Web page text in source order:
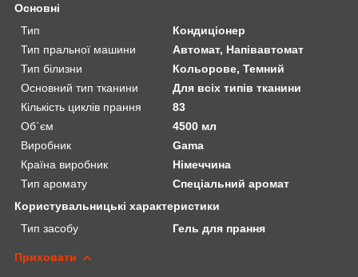
Основні
Тип
Кондиціонер
Тип пральної машини
Автомат, Напівавтомат
Тип білизни
Кольорове, Темний
Основний тип тканини
Для всіх типів тканини
Кількість циклів прання
83
Об`єм
4500 мл
Виробник
Gama
Країна виробник
Німеччина
Тип аромату
Спеціальний аромат
Користувальницькі характеристики
Тип засобу
Гель для прання
Приховати